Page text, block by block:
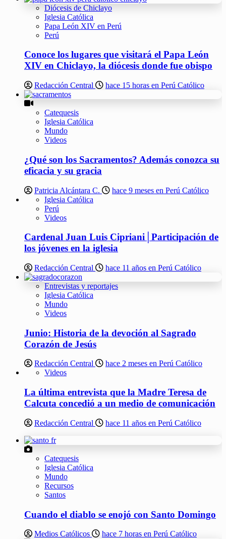
Diócesis de Chiclayo
Iglesia Católica
Papa León XIV en Perú
Perú
Conoce los lugares que visitará el Papa León
XIV en Chiclayo, la diócesis donde fue obispo
Redacción Central hace 15 horas en Perú Católico
Catequesis
Iglesia Católica
Mundo
Videos
¿Qué son los Sacramentos? Además conozca su
eficacia y su gracia
Patricia Alcántara C.
hace 9 meses en Perú Católico
Iglesia Católica
Perú
Videos
Cardenal Juan Luis Cipriani│Participación de
los jóvenes en la iglesia
Redacción Central hace 11 años en Perú Católico
Entrevistas y reportajes
Iglesia Católica
Mundo
Videos
Junio: Historia de la devoción al Sagrado
Corazón de Jesús
Redacción Central
hace 2 meses en Perú Católico
Videos
La última entrevista que la Madre Teresa de
Calcuta concedió a un medio de comunicación
Redacción Central hace 11 años en Perú Católico
Catequesis
Iglesia Católica
Mundo
Recursos
Santos
Cuando el diablo se enojó con Santo Domingo
Medios Católicos hace 7 horas en Perú Católico